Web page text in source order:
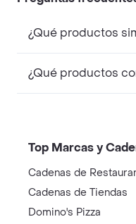
¿Qué productos
¿Qué productos
Top Marcas y
Cadenas de
Cadenas de Tiendas
Domino's Pizza